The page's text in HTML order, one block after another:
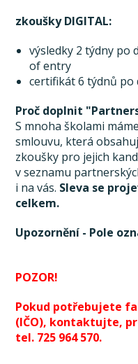
zkoušky DIGITAL:
výsledky 2 týdny po
of entry
certifikát 6 týdnů po
Proč doplnit
S mnoha školami
smlouvu, která
zkoušky pro jejich
v seznamu
i na vás. Sleva se
celkem.
Upozornění - Pole
POZOR!
Pokud potřebujete
(IČO), kontaktujte,
tel. 725 964 570.